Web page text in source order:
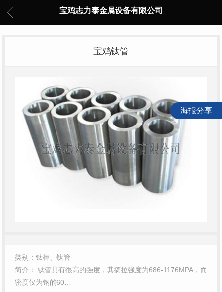
宝鸡志力泰金属设备有限公司
宝鸡钛管
类别：钛棒、钛管
简介： 钛管具有很高的强度，其搞拉强度为686-1176MPA，而
密度仅为钢的60…
海报分享